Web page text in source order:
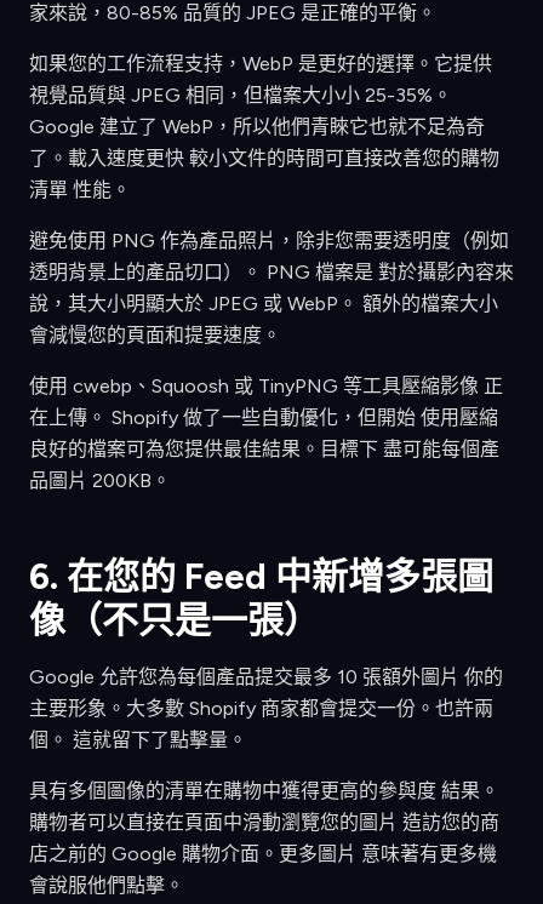
家來說，80-85% 品質的 JPEG 是正確的平衡。
如果您的工作流程支持，WebP 是更好的選擇。它提供
視覺品質與 JPEG 相同，但檔案大小小 25-35%。
Google 建立了 WebP，所以他們青睞它也就不足為奇
了。載入速度更快 較小文件的時間可直接改善您的購物
清單 性能。
避免使用 PNG 作為產品照片，除非您需要透明度（例如
透明背景上的產品切口）。 PNG 檔案是 對於攝影內容來
說，其大小明顯大於 JPEG 或 WebP。 額外的檔案大小
會減慢您的頁面和提要速度。
使用 cwebp、Squoosh 或 TinyPNG 等工具壓縮影像 正
在上傳。 Shopify 做了一些自動優化，但開始 使用壓縮
良好的檔案可為您提供最佳結果。目標下 盡可能每個產
品圖片 200KB。
6. 在您的 Feed 中新增多張圖
像（不只是一張）
Google 允許您為每個產品提交最多 10 張額外圖片 你的
主要形象。大多數 Shopify 商家都會提交一份。也許兩
個。 這就留下了點擊量。
具有多個圖像的清單在購物中獲得更高的參與度 結果。
購物者可以直接在頁面中滑動瀏覽您的圖片 造訪您的商
店之前的 Google 購物介面。更多圖片 意味著有更多機
會說服他們點擊。